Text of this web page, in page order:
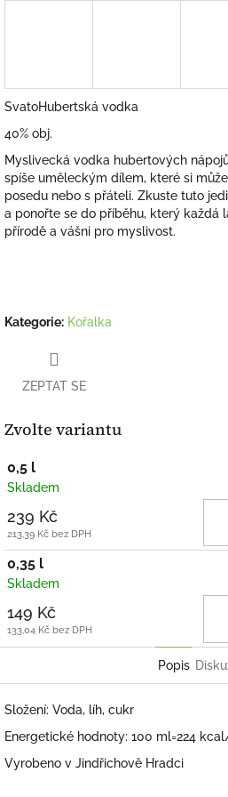
SvatoHubertská vodka
40% obj.
Myslivecká vodka hubertových
spíše uměleckým dílem, které si
posedu nebo s přáteli. Zkuste tuto
a ponořte se do příběhu, který každá
přírodě a vášni pro myslivost.
Kategorie: Kořalka
ZEPTAT SE
Zvolte variantu
0,5 l
Skladem
239 Kč
213,39 Kč bez DPH
0,35 l
Skladem
149 Kč
133,04 Kč bez DPH
Popis
Složení: Voda, líh, cukr
Energetické hodnoty: 100 ml=224
Vyrobeno v Jindřichově Hradci